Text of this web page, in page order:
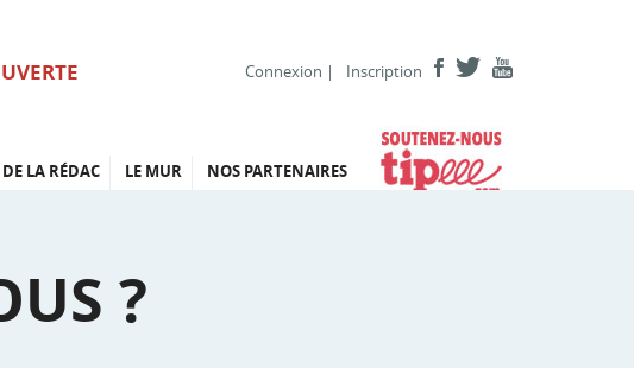
Connexion | Inscription
LA RÉDAC LE MUR NOS PARTENAIRES
?